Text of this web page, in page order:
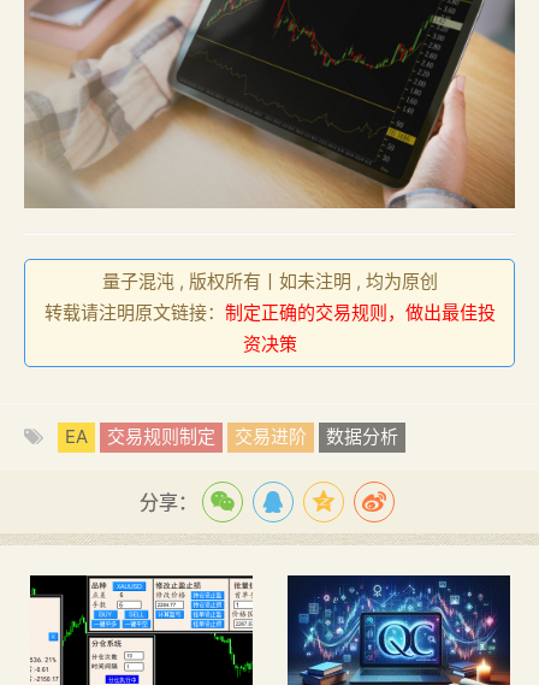
量子混沌 , 版权所有丨如未注明 , 均为原创
转载请注明原文链接： 制定正确的交易规则，做出最佳投
资决策
EA 交易规则制定 交易进阶 数据分析
分享：